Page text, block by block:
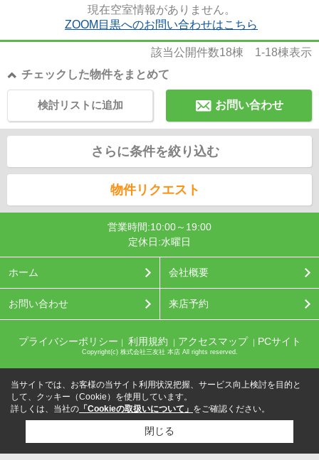
現在空室情報がありません。
ZOOM目黒へのお問い合わせはこちら
該当公開件数18棟 1-18棟表示
チェックした物件をまとめて
お問い合わせ
検討リストに追加
さらに条件を絞り込む
物件リクエスト
営業時間:10:00～19:00
定休日:水曜日
ホーム 会社概要
お問い合わせ 来店予約
プライバシーポリシー 利用規約 アクセスマップ PCサイト
Copyright(c) 株式会社三友社 本店 All rights reserved.
当サイトでは、お客様の当サイト利用状況把握、サービス向上検討を目的と
して、クッキー（Cookie）を使用しています。
詳しくは、当社の 「Cookieの取扱いについて」 をご確認ください。
閉じる